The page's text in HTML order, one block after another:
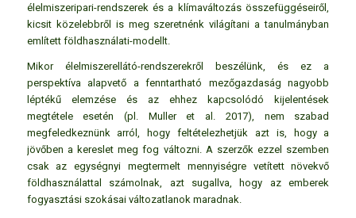
élelmiszeripari-rendszerek és a klímaváltozás összefüggéseiről,
kicsit közelebbről is meg szeretnénk világítani a tanulmányban
említett földhasználati-modellt.
Mikor élelmiszerellátó-rendszerekről beszélünk, és ez a
perspektíva alapvető a fenntartható mezőgazdaság nagyobb
léptékű elemzése és az ehhez kapcsolódó kijelentések
megtétele esetén (pl. Muller et al. 2017), nem szabad
megfeledkeznünk arról, hogy feltételezhetjük azt is, hogy a
jövőben a kereslet meg fog változni. A szerzők ezzel szemben
csak az egységnyi megtermelt mennyiségre vetített növekvő
földhasználattal számolnak, azt sugallva, hogy az emberek
fogyasztási szokásai változatlanok maradnak.